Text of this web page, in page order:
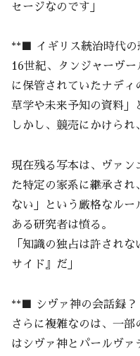
セージなのです」
**■ イギリス統治時代の
16世紀、タンジャーヴ
に保管されていたナデ
草学や未来予知の資料」
しかし、競売にかけられ
現在残る写本は、ヴァン
た特定の家系に継承され
ない」という厳格なルー
ある研究者は憤る。
「知識の独占は許され
サイド』だ」
**■ シヴァ神の会話録？
さらに複雑なのは、一
はシヴァ神とパールヴァ